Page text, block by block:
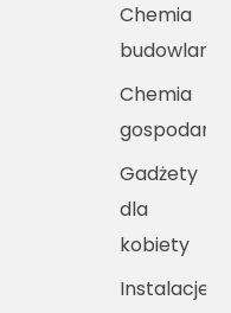
Chemia
budowlana
Chemia
gospodarcza
Gadżety
dla
kobiety
Instalacje